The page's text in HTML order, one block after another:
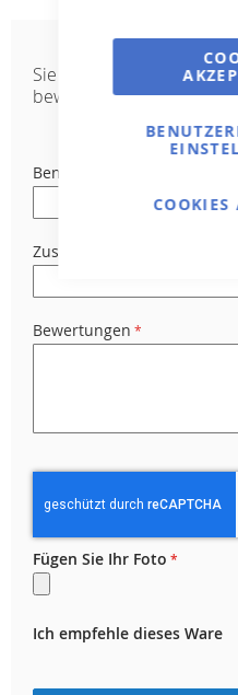
COOKIES
Sie
bewerten:
Durchführung
Benutzername
Zusammenfassung
Bewertungen
Fügen Sie Ihr Foto
Ich empfehle dieses Ware